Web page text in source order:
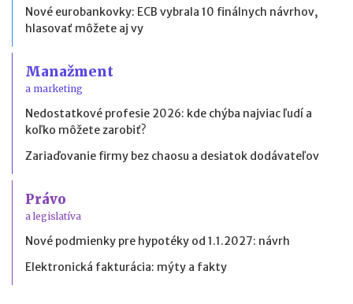
Nové eurobankovky: ECB vybrala 10 finálnych návrhov,
hlasovať môžete aj vy
Manažment
a marketing
Nedostatkové profesie 2026: kde chýba najviac ľudí a
koľko môžete zarobiť?
Zariaďovanie firmy bez chaosu a desiatok dodávateľov
Právo
a legislatíva
Nové podmienky pre hypotéky od 1.1.2027: návrh
Elektronická fakturácia: mýty a fakty